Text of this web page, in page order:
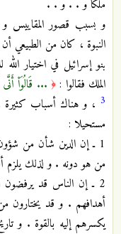
ملكا و . . و . .
و بسبب قصور المقاييس و
النبوة ، كان من الطبيعي أن
بنو إسرائيل في اختيار
الملك فقالوا :﴿ ... قَالُوَاْ
3 ، و هناك أسباب كثيرة
مستحيلا :
1 ـ إن الدين شأن من
من هو دونه . و لذلك يلزم
2 ـ إن الناس قد يرفضون
أهدافهم . و قد يختارون
يكسرهم إليه بالقوة . و